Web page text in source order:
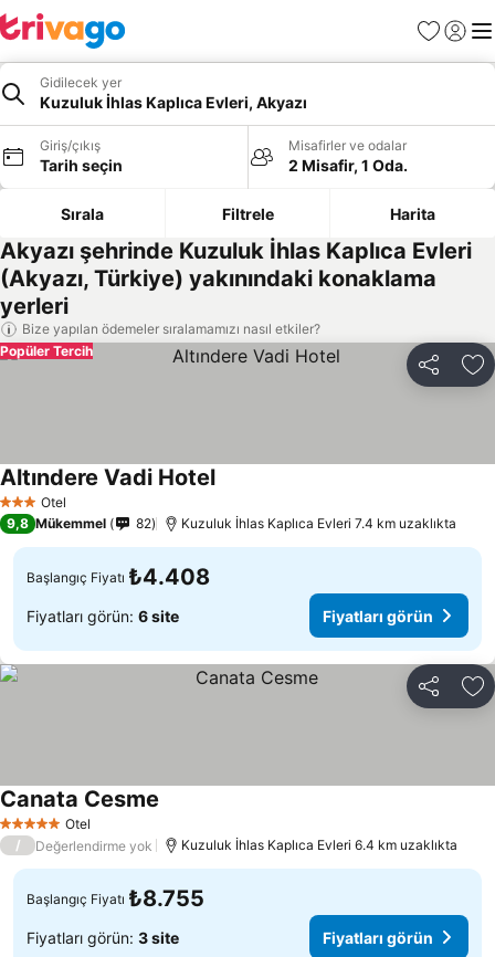
Favoriler
Giriş
Gidilecek yer
Kuzuluk İhlas Kaplıca Evleri, Akyazı
Giriş/çıkış
Tarih seçin
Misafirler ve odalar
2 Misafir, 1 Oda.
Sırala Filtrele Harita
Akyazı şehrinde Kuzuluk İhlas Kaplıca Evleri
(Akyazı, Türkiye) yakınındaki konaklama
yerleri
Bize yapılan ödemeler sıralamamızı nasıl etkiler?
Paylaş
Popüler Tercih
3 YıldızOtel
Altındere Vadi Hotel
9,8 Mükemmel 82 Kuzuluk İhlas Kaplıca Evleri 7.4 km uzaklıkta
Başlangıç Fiyatı ₺4.408
Fiyatları görün: 6 site Fiyatları görün
Paylaş
5 Yıldız Otel
Canata Cesme
/ Değerlendirme yok Kuzuluk İhlas Kaplıca Evleri 6.4 km uzaklıkta
Başlangıç Fiyatı ₺8.755
Fiyatları görün: 3 site Fiyatları görün